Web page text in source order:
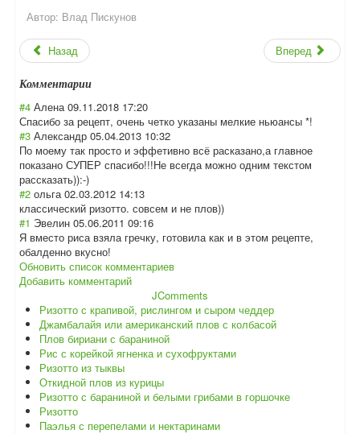
Автор: Влад Пискунов
Назад Вперед
Комментарии
#4 Алена 09.11.2018 17:20
Спасибо за рецепт, очень четко указаны мелкие ньюансы *!
#3 Александр 05.04.2013 10:32
По моему так просто и эффетивно всё расказано,а главное
показано СУПЕР спасибо!!!Не всегда можно одним текстом
рассказать)):-)
#2 ольга 02.03.2012 14:13
классический ризотто. совсем и не плов))
#1 Эвелин 05.06.2011 09:16
Я вместо риса взяла гречку, готовила как и в этом рецепте,
обалденно вкусно!
Обновить список комментариев
Добавить комментарий
JComments
Ризотто с крапивой, рислингом и сыром чеддер
Джамбалайя или американский плов с колбасой
Плов бириани с бараниной
Рис с корейкой ягненка и сухофруктами
Ризотто из тыквы
Откидной плов из курицы
Ризотто с бараниной и белыми грибами в горшочке
Ризотто
Паэлья с перепелами и нектаринами